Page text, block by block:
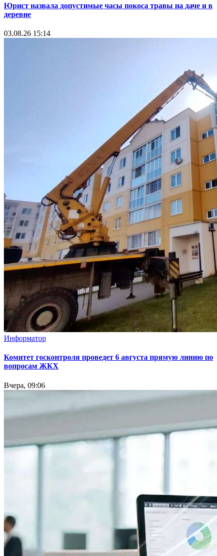
Юрист назвала допустимые часы покоса травы на даче и в
деревне
03.08.26 15:14
Информатор
Комитет госконтроля проведет 6 августа прямую линию по
вопросам ЖКХ
Вчера, 09:06